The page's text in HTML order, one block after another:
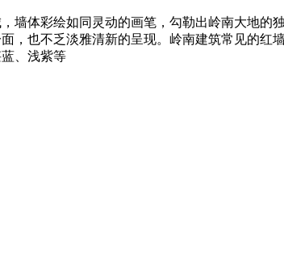
墙体彩绘如同灵动的画笔，勾勒出岭南大地
，也不乏淡雅清新的呈现。岭南建筑常见的
、浅紫等